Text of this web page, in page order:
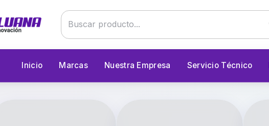
Inicio Marcas Nuestra Empresa Servicio Técnico